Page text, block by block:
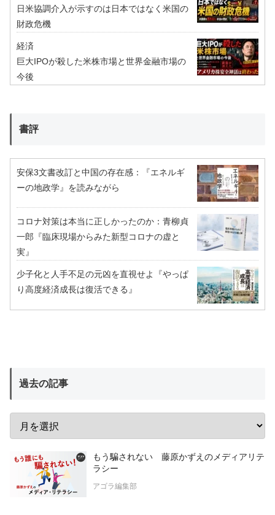
日米協調介入が示すのは日本ではなく米国の
財政危機
経済
巨大IPOが殺した米株市場と世界金融市場の
今後
書評
安保3文書改訂と中国の存在感：『エネルギ
ーの地政学』を読みながら
コロナ対策は本当に正しかったのか：青柳貞
一郎『臨床現場からみた新型コロナの虚と
実』
少子化と人手不足の元凶を直視せよ『やっぱ
り高度経済成長は復活できる』
過去の記事
もう騙されない 藤原かずえのメディアリテ
ラシー
アゴラ編集部